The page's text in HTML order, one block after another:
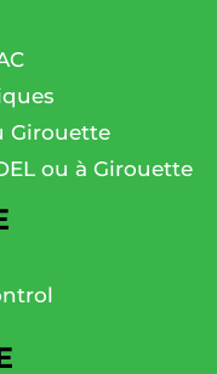
Girouette
ou à Girouette